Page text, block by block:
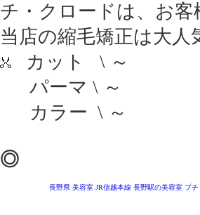
チ・クロードは、お
当店の縮毛矯正は大人
カット \ ～
パーマ \ ～
カラー \ ～
◎
長野県 美容室 JR信越本線 長野駅の美容室 プ